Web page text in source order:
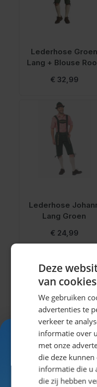
Lederhose Groen
Lang + Blouse
€ 32,99
Lederhose
Lang Groen
€ 24,99
Producten 1-12van50
1 2
Deze
van
We gebruiken
advertenties te
verkeer te
informatie over
met onze
die deze
informatie die u
die zij hebben
Schrijf je nuin voor de